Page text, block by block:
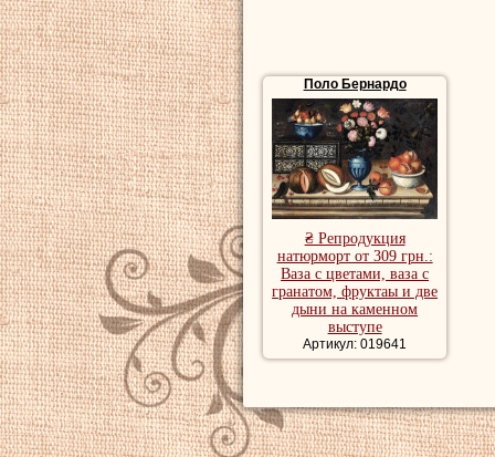
Поло Бернардо
₴ Репродукция
натюрморт от 309 грн.:
Ваза с цветами, ваза с
гранатом, фруктаы и две
дыни на каменном
выступе
Артикул: 019641